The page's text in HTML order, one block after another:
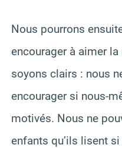
Nous pourrons
encourager à aimer
soyons clairs : nous
encourager si nous-
motivés. Nous ne
enfants qu’ils lisent